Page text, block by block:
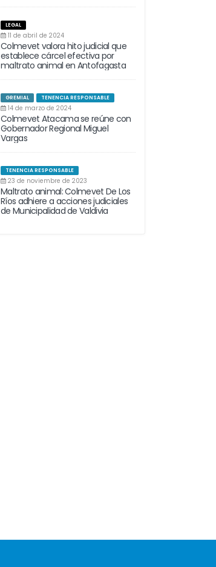
LEGAL
11 de abril de 2024
Colmevet valora hito judicial que
establece cárcel efectiva por
maltrato animal en Antofagasta
GREMIAL TENENCIA RESPONSABLE
14 de marzo de 2024
Colmevet Atacama se reúne con
Gobernador Regional Miguel
Vargas
TENENCIA RESPONSABLE
23 de noviembre de 2023
Maltrato animal: Colmevet De Los
Ríos adhiere a acciones judiciales
de Municipalidad de Valdivia